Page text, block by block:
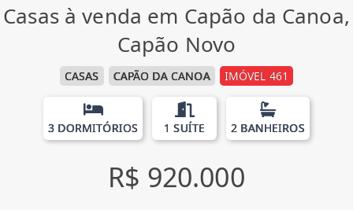
Casas à venda em Capão da Canoa,
Capão Novo
CASAS CAPÃO DA CANOA IMÓVEL 461
3 DORMITÓRIOS 1 SUÍTE 2 BANHEIROS
R$ 920.000